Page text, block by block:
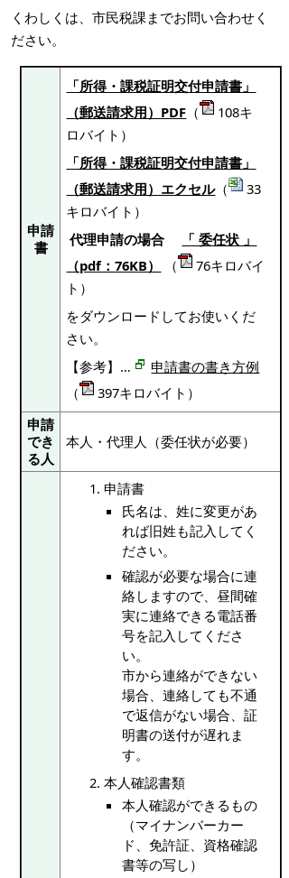
くわしくは、市民税課までお問い合わせく
ださい。
申請
書
「所得・課税証明交付申請書」
（郵送請求用）PDF （
108キ
ロバイト）
「所得・課税証明交付申請書」
（郵送請求用）エクセル（
33
キロバイト）
代理申請の場合
「 委任状 」
（pdf：76KB）
（
76キロバイ
ト）
をダウンロードしてお使いくだ
さい。
【参考】…
申請書の書き方例
（
397キロバイト）
申請
でき
る人
本人・代理人（委任状が必要）
申請書
氏名は、姓に変更があ
れば旧姓も記入してく
ださい。
確認が必要な場合に連
絡しますので、昼間確
実に連絡できる電話番
号を記入してくださ
い。
市から連絡ができない
場合、連絡しても不通
で返信がない場合、証
明書の送付が遅れま
す。
本人確認書類
本人確認ができるもの
（マイナンバーカー
ド、免許証、資格確認
書等の写し）